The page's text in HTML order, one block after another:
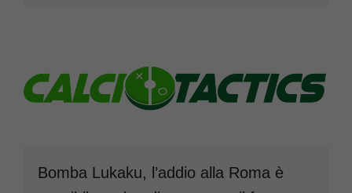
Bomba Lukaku, l’addio alla Roma è